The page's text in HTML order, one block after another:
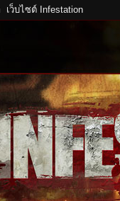
เว็บไซต์ Infestation